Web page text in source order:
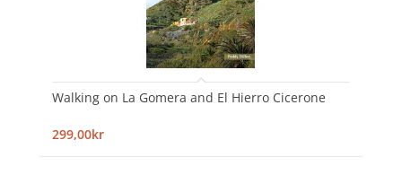
Walking on La Gomera and El Hierro Cicerone
299,00kr